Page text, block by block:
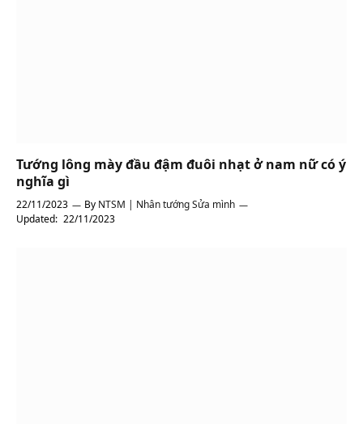
Tướng lông mày đầu đậm đuôi nhạt ở nam nữ có ý
nghĩa gì
22/11/2023 By NTSM | Nhân tướng Sửa mình
Updated: 22/11/2023